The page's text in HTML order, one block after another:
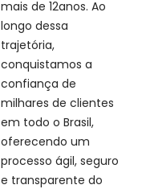
mais de 12anos. Ao
longo dessa
trajetória,
conquistamos a
confiança de
milhares de clientes
em todo o Brasil,
oferecendo um
processo ágil, seguro
e transparente do